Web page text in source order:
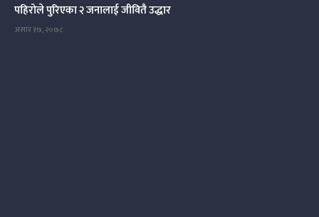
पहिरोले पुरिएका २ जनालाई जीवितै उद्धार
असार १७, २०७८